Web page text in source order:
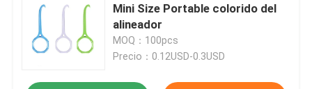
Sobre nosotros
Viaje de la fábrica
Mini Size Portable colorido del
alineador
MOQ：100pcs
Precio：0.12USD-0.3USD